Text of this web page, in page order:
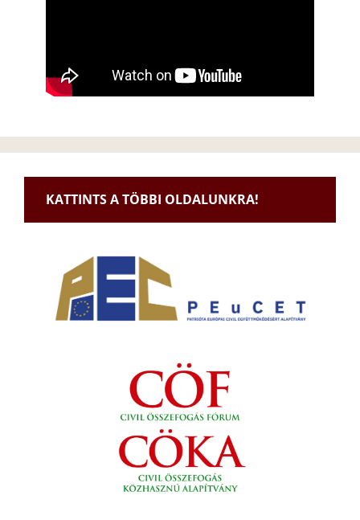
KATTINTS A TÖBBI OLDALUNKRA!